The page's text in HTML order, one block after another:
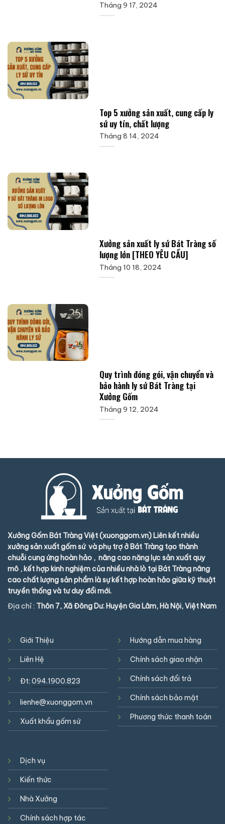
Tháng 9 17, 2024
Top 5 xưởng sản xuất, cung cấp ly
sứ uy tín, chất lượng
Tháng 8 14, 2024
Xưởng sản xuất ly sứ Bát Tràng số
lượng lớn [THEO YÊU CẦU]
Tháng 10 18, 2024
Quy trình đóng gói, vận chuyển và
bảo hành ly sứ Bát Tràng tại
Xưởng Gốm
Tháng 9 12, 2024
Xưởng Gốm Bát Tràng Việt (xuonggom.vn) Liên kết nhiều
xưởng sản xuất gốm sứ và phụ trợ ở Bát Tràng tạo thành
chuỗi cung ứng hoàn hảo , nâng cao năng lực sản xuất quy
mô , kết hợp kinh nghiệm của nhiều nhà lò tại Bát Tràng nâng
cao chất lượng sản phẩm là sự kết hợp hoàn hảo giữa kỹ thuật
truyền thống và tư duy đổi mới.
Địa chỉ : Thôn 7, Xã Đông Dư. Huyện Gia Lâm, Hà Nội, Việt Nam
Giới Thiệu
Liên Hệ
Đt: 094.1900.823
lienhe@xuonggom.vn
Xuất khẩu gốm sứ
Hướng dẫn mua hàng
Chính sách giao nhận
Chính sách đổi trả
Chính sách bảo mật
Phương thức thanh toán
Dịch vụ
Kiến thức
Nhà Xưởng
Chính sách hợp tác